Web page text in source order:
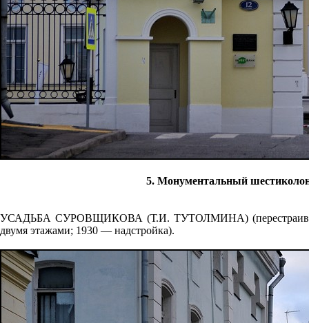
5. Монументальный
УСАДЬБА СУРОВЩИКОВА (Т.И. ТУТОЛМИНА)
двумя этажами; 1930 — надстройка).